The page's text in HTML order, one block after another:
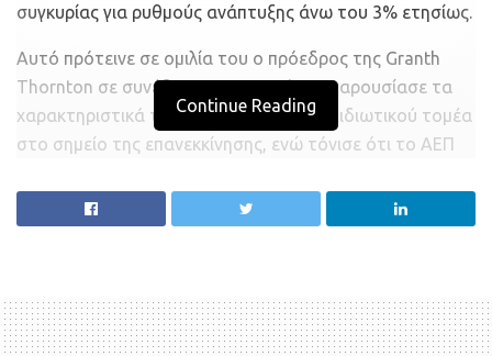
συγκυρίας για ρυθμούς ανάπτυξης άνω του 3% ετησίως.
Αυτό πρότεινε σε ομιλία του ο πρόεδρος της Granth
Thornton σε συνέδριο της ΕΣΕΕ, όπου παρουσίασε τα
χαρακτηριστικά της οικονομίας και του ιδιωτικού τομέα
στο σημείο της επανεκκίνησης, ενώ τόνισε ότι το ΑΕΠ
ανάκαμψη της οικονομίας.
δεύτερο εξάμηνο του 2021, αλλά με δυσμενέστερα
δεδομένα εκκίνησης σε σχέση με το 2019. Σύμφωνα με
Continue Reading